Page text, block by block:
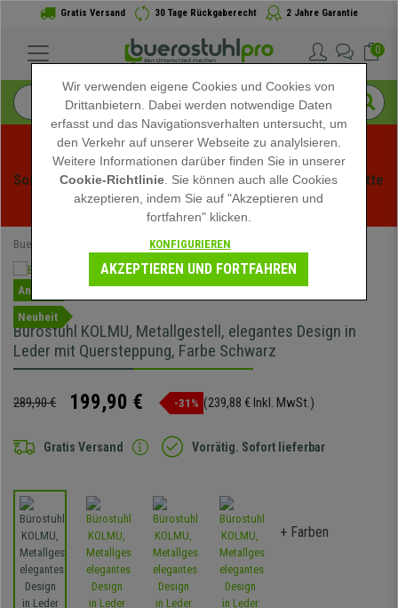
Gratis Versand 30 Tage Rückgaberecht 2 Jahre Garantie
0
Sommerschlussverauf bei buerstuhlpro! Exklusive Rabatte
für kurze Zeit - Aktion ansehen -
Buerostuhlpro Chefsessel
Angebot
Neuheit
Bürostuhl KOLMU, Metallgestell, elegantes Design in
Leder mit Quersteppung, Farbe Schwarz
289,90 € 199,90 € -31% (239,88 € Inkl. MwSt.)
Gratis Versand Vorrätig. Sofort lieferbar
+ Farben
Wir verwenden eigene Cookies und Cookies von
Drittanbietern. Dabei werden notwendige Daten
erfasst und das Navigationsverhalten untersucht, um
den Verkehr auf unserer Webseite zu analylsieren.
Weitere Informationen darüber finden Sie in unserer
Cookie-Richtlinie . Sie können auch alle Cookies
akzeptieren, indem Sie auf "Akzeptieren und
fortfahren" klicken.
KONFIGURIEREN
AKZEPTIEREN UND FORTFAHREN